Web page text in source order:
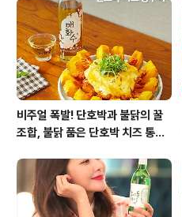
비주얼 폭발! 단호박과 불닭의 꿀
조합, 불닭 품은 단호박 치즈 통구